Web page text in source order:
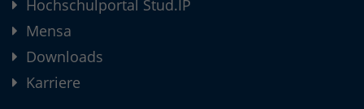
Hochschulportal Stud.IP
Mensa
Downloads
Karriere